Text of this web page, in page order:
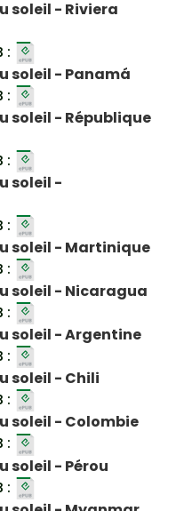
soleil - Riviera
:
soleil - Panamá
:
soleil - République
:
soleil -
:
soleil - Martinique
:
soleil - Nicaragua
:
soleil - Argentine
:
soleil - Chili
:
soleil - Colombie
:
soleil - Pérou
: